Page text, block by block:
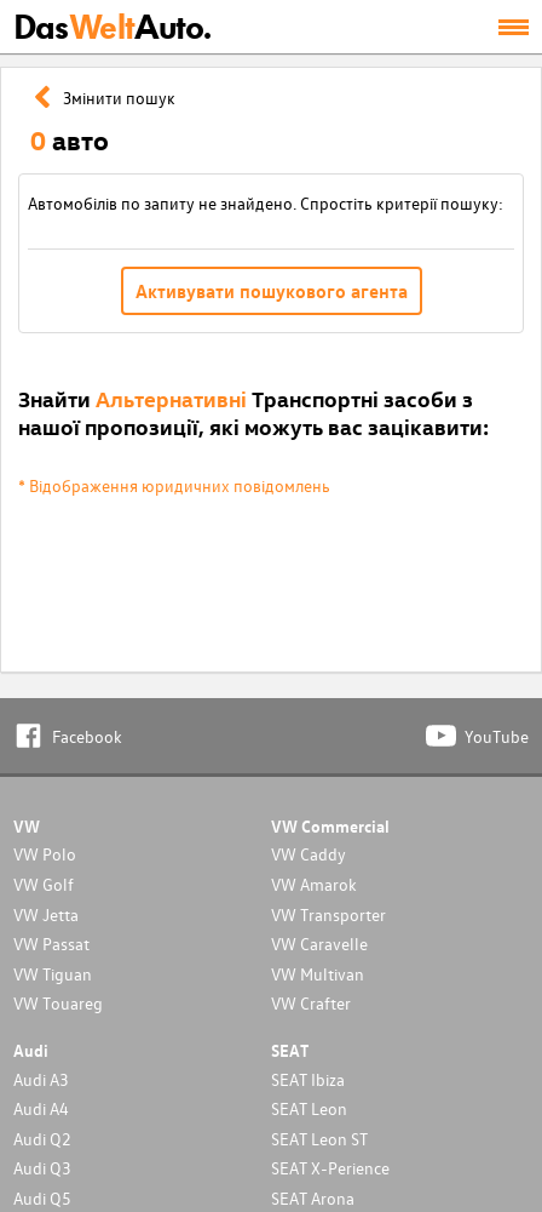
DasWeltAuto.
Змінити пошук
0авто
Автомобілів по запиту не знайдено. Спростіть критерії пошуку:
Активувати пошукового агента
Знайти Альтернативні Транспортні засоби з
нашої пропозиції, які можуть вас зацікавити:
* Відображення юридичних повідомлень
Facebook YouTube
VW
VW Polo
VW Golf
VW Jetta
VW Passat
VW Tiguan
VW Touareg
VW Commercial
VW Caddy
VW Amarok
VW Transporter
VW Caravelle
VW Multivan
VW Crafter
Audi
Audi A3
Audi A4
Audi Q2
Audi Q3
Audi Q5
SEAT
SEAT Ibiza
SEAT Leon
SEAT Leon ST
SEAT X-Perience
SEAT Arona